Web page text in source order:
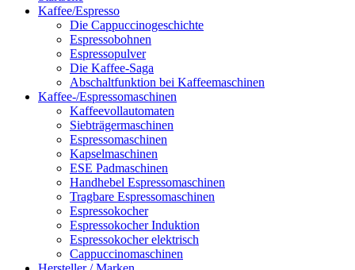
Kaffee/Espresso
Die Cappuccinogeschichte
Espressobohnen
Espressopulver
Die Kaffee-Saga
Abschaltfunktion bei Kaffeemaschinen
Kaffee-/Espressomaschinen
Kaffeevollautomaten
Siebträgermaschinen
Espressomaschinen
Kapselmaschinen
ESE Padmaschinen
Handhebel Espressomaschinen
Tragbare Espressomaschinen
Espressokocher
Espressokocher Induktion
Espressokocher elektrisch
Cappuccinomaschinen